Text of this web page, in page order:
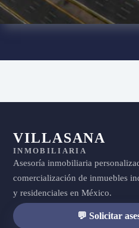
VILLASANA
INMOBILIARIA
Asesoría inmobiliaria
comercialización de inmuebles
y residenciales en México.
💬 Solicitar